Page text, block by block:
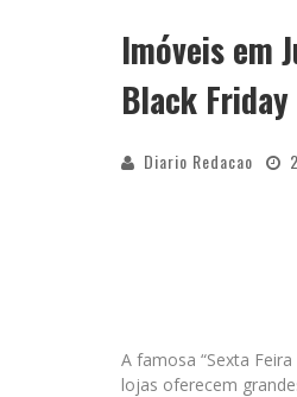
Imóveis em
Black Friday
Diario Redacao
A famosa “Sexta Feira
lojas oferecem